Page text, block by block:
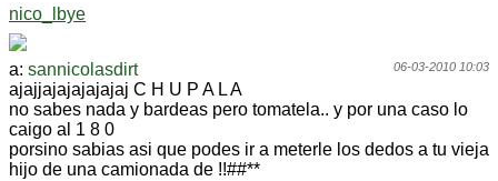
nico_lbye
06-03-2010 10:03
a: sannicolasdirt
ajajjajajajajajaj C H U P A L A
no sabes nada y bardeas pero tomatela.. y por una caso lo
caigo al 1 8 0
porsino sabias asi que podes ir a meterle los dedos a tu vieja
hijo de una camionada de !!##**